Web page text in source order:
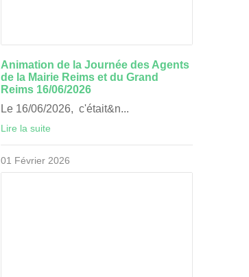
Animation de la Journée des Agents
de la Mairie Reims et du Grand
Reims 16/06/2026
Le 16/06/2026, c'était&n...
Lire la suite
01 Février 2026